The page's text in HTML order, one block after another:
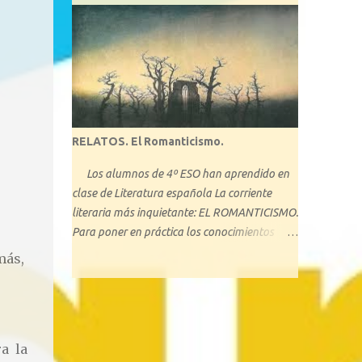
la
que profundice en el conocimiento de la obra.
Se trata de una de las novelas más conocidas
-junto con el bestseller La casa de los espíritus
, y Retrato en sepia - de la chilena Isabel
Allende. Con La ciudad de las bestias, se inicia
una trilogía que pretende acercar su obra a la
RELATOS. El Romanticismo.
Los alumnos de 4º ESO han aprendido en
clase de Literatura española La corriente
literaria más inquietante: EL ROMANTICISMO.
Para poner en práctica los conocimientos
trabajo de nuestros “jóvenes escritores”.